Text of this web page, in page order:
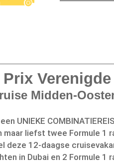
Midden-
UNIEKE
maar liefst twee Formule 1
deze 12-daagse
in Dubai en 2 Formule 1